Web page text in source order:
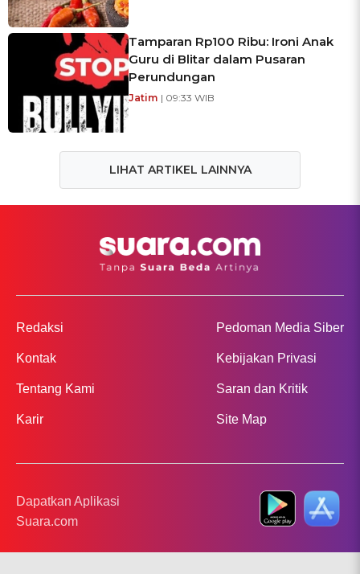
Tamparan Rp100 Ribu: Ironi Anak
Guru di Blitar dalam Pusaran
Perundungan
Jatim | 09:33 WIB
LIHAT ARTIKEL LAINNYA
Redaksi
Kontak
Tentang Kami
Karir
Pedoman Media Siber
Kebijakan Privasi
Saran dan Kritik
Site Map
Dapatkan Aplikasi
Suara.com